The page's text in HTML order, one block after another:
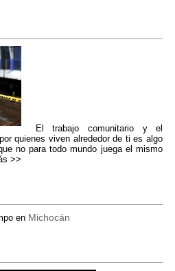
El trabajo comunitario y el
quienes viven alrededor de ti es algo
no para todo mundo juega el mismo
>>
en Michocán